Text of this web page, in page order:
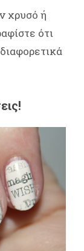
χρυσό ή
ότι